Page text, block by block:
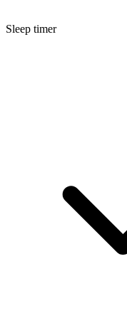
Sleep timer